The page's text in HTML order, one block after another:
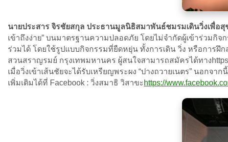
นายประสาร จิรชัยสกุล ประธานมูลนิธิสมาพันธ์ชมรมเดินวิ่งเพื่อ
เข้าถึงง่าย” บนมาตรฐานความปลอดภัย โดยไม่จำกัดผู้เข้าร่วมกิ
ร่วมได้ โดยใช้รูปแบบกิจกรรมที่ยืดหยุ่น ทั้งการเดิน วิ่ง หรือการ
สวนสราญรมย์ กรุงเทพมหานคร ผู้สนใจสามารถสมัครได้ทาง
เมื่อวิ่งเข้าเส้นชัยจะได้รับเหรียญพระผง “ปางถวายเนตร” นอก
เพิ่มเติมได้ที่ Facebook : วิ่งสมาธิ วิสาขะ https://